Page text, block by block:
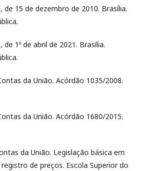
de 15 de dezembro de 2010. Brasília.
de 1º de abril de 2021. Brasília.
Contas da União. Acórdão 1035/2008.
Contas da União. Acórdão 1680/2015.
da União. Legislação básica em
de preços. Escola Superior do